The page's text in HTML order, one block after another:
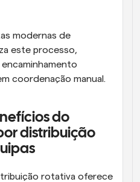
modernas de
este processo,
coordenação manual.
do
distribuição
rotativa oferece